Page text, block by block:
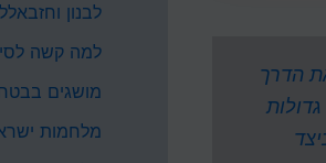
הדרך
לבנון
למה קשה
מושגים
מלחמות